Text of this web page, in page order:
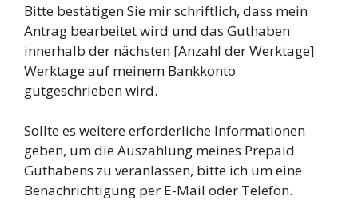
Bitte bestätigen Sie mir schriftlich, dass mein
Antrag bearbeitet wird und das Guthaben
innerhalb der nächsten [Anzahl der Werktage]
Werktage auf meinem Bankkonto
gutgeschrieben wird.
Sollte es weitere erforderliche Informationen
geben, um die Auszahlung meines Prepaid
Guthabens zu veranlassen, bitte ich um eine
Benachrichtigung per E-Mail oder Telefon.